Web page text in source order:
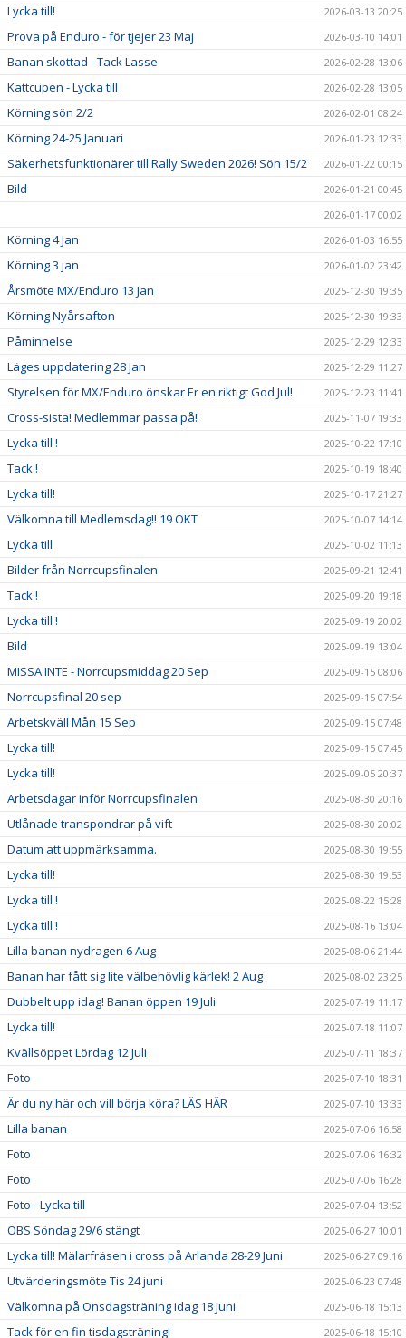
Lycka till! 2026-03-13 20:25
Prova på Enduro - för tjejer 23 Maj 2026-03-10 14:01
Banan skottad - Tack Lasse 2026-02-28 13:06
Kattcupen - Lycka till 2026-02-28 13:05
Körning sön 2/2 2026-02-01 08:24
Körning 24-25 Januari 2026-01-23 12:33
Säkerhetsfunktionärer till Rally Sweden 2026! Sön 15/2 2026-01-22 00:15
Bild
2026-01-21 00:45
2026-01-17 00:02
Körning 4 Jan 2026-01-03 16:55
Körning 3 jan 2026-01-02 23:42
Årsmöte MX/Enduro 13 Jan 2025-12-30 19:35
Körning Nyårsafton 2025-12-30 19:33
Påminnelse 2025-12-29 12:33
Läges uppdatering 28 Jan 2025-12-29 11:27
Styrelsen för MX/Enduro önskar Er en riktigt God Jul! 2025-12-23 11:41
Cross-sista! Medlemmar passa på! 2025-11-07 19:33
Lycka till ! 2025-10-22 17:10
Tack ! 2025-10-19 18:40
Lycka till! 2025-10-17 21:27
Välkomna till Medlemsdag!! 19 OKT 2025-10-07 14:14
Lycka till 2025-10-02 11:13
Bilder från Norrcupsfinalen 2025-09-21 12:41
Tack ! 2025-09-20 19:18
Lycka till ! 2025-09-19 20:02
Bild 2025-09-19 13:04
MISSA INTE - Norrcupsmiddag 20 Sep 2025-09-15 08:06
Norrcupsfinal 20 sep 2025-09-15 07:54
Arbetskväll Mån 15 Sep 2025-09-15 07:48
Lycka till! 2025-09-15 07:45
Lycka till! 2025-09-05 20:37
Arbetsdagar inför Norrcupsfinalen 2025-08-30 20:16
Utlånade transpondrar på vift 2025-08-30 20:02
Datum att uppmärksamma. 2025-08-30 19:55
Lycka till! 2025-08-30 19:53
Lycka till ! 2025-08-22 15:28
Lycka till ! 2025-08-16 13:04
Lilla banan nydragen 6 Aug 2025-08-06 21:44
Banan har fått sig lite välbehövlig kärlek! 2 Aug 2025-08-02 23:25
Dubbelt upp idag! Banan öppen 19 Juli 2025-07-19 11:17
Lycka till! 2025-07-18 11:07
Kvällsöppet Lördag 12 Juli 2025-07-11 18:37
Foto 2025-07-10 18:31
Är du ny här och vill börja köra? LÄS HÄR 2025-07-10 13:33
Lilla banan 2025-07-06 16:58
Foto 2025-07-06 16:32
Foto 2025-07-06 16:28
Foto - Lycka till 2025-07-04 13:52
OBS Söndag 29/6 stängt 2025-06-27 10:01
Lycka till! Mälarfräsen i cross på Arlanda 28-29 Juni 2025-06-27 09:16
Utvärderingsmöte Tis 24 juni 2025-06-23 07:48
Välkomna på Onsdagsträning idag 18 Juni 2025-06-18 15:13
Tack för en fin tisdagsträning! 2025-06-18 15:10